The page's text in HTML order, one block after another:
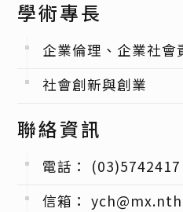
學術專長
企業倫理、企業社會
社會創新與創業
聯絡資訊
電話： (03)5742417
信箱：